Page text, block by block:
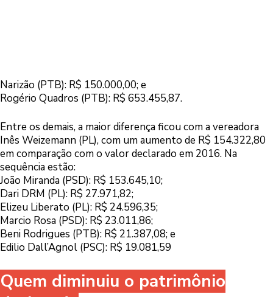
Narizão (PTB): R$ 150.000,00; e
Rogério Quadros (PTB): R$ 653.455,87.
Entre os demais, a maior diferença ficou com a vereadora
Inês Weizemann (PL), com um aumento de R$ 154.322,80
em comparação com o valor declarado em 2016. Na
sequência estão:
João Miranda (PSD): R$ 153.645,10;
Dari DRM (PL): R$ 27.971,82;
Elizeu Liberato (PL): R$ 24.596,35;
Marcio Rosa (PSD): R$ 23.011,86;
Beni Rodrigues (PTB): R$ 21.387,08; e
Edilio Dall’Agnol (PSC): R$ 19.081,59
Quem diminuiu o patrimônio